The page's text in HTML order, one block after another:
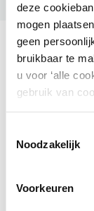
deze
mogen
geen
bruikbaar te
u voor ‘alle
gebruik van
Noodzakelijk
Voorkeuren
Ook
HAMIL voor
Utrecht